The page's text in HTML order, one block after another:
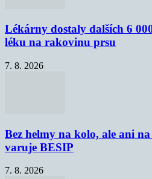
Lékárny dostaly dalších 6
léku na rakovinu prsu
7. 8. 2026
Bez helmy na kolo, ale ani
varuje BESIP
7. 8. 2026